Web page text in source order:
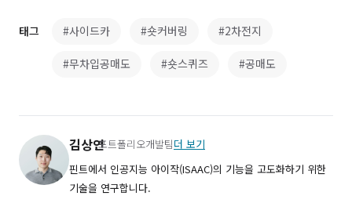
태그 #사이드카 #숏커버링 #2차전지
#무차입공매도 #숏스퀴즈 #공매도
김상연포트폴리오개발팀더 보기
핀트에서 인공지능 아이작(ISAAC)의 기능을 고도화하기 위한
기술을 연구합니다.